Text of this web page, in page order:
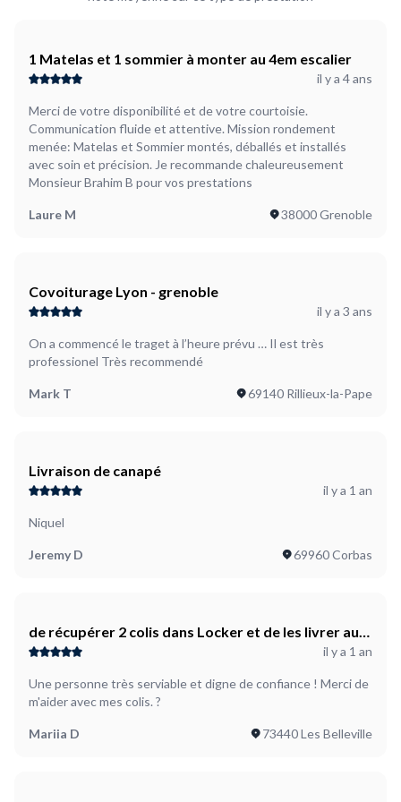
l'envoyer à l'adresse au Portugal dont j'ai besoin par courrier.
Très urgent ! merci.
1 Matelas et 1 sommier à monter au 4em escalier
il y a 4 ans
Merci de votre disponibilité et de votre courtoisie.
Communication fluide et attentive. Mission rondement
menée: Matelas et Sommier montés, déballés et installés
avec soin et précision. Je recommande chaleureusement
Monsieur Brahim B pour vos prestations
Laure M 38000 Grenoble
Covoiturage Lyon - grenoble
il y a 3 ans
On a commencé le traget à l’heure prévu … Il est très
professionel Très recommendé
Mark T 69140 Rillieux-la-Pape
Livraison de canapé
il y a 1 an
Niquel
Jeremy D 69960 Corbas
de récupérer 2 colis dans Locker et de les livrer au
Portugal ;
il y a 1 an
Une personne très serviable et digne de confiance ! Merci de
m'aider avec mes colis. ?
Mariia D 73440 Les Belleville